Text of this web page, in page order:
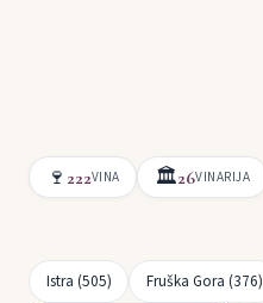
🍷 222VINA 🏛26VINARIJA
Istra (505) Fruška Gora (376)